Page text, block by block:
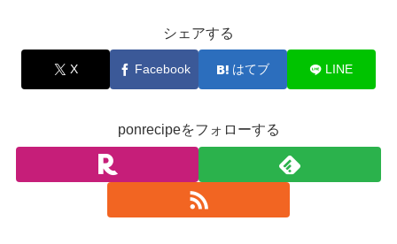
シェアする
X Facebook はてブ LINE
ponrecipeをフォローする